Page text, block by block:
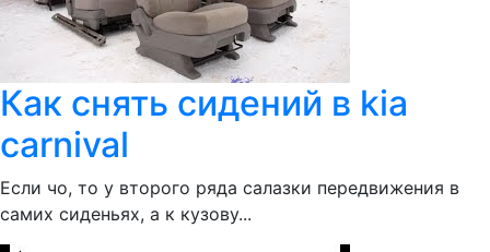
Как снять сидений в kia
carnival
Если чо, то у второго ряда салазки передвижения в
самих сиденьях, а к кузову...